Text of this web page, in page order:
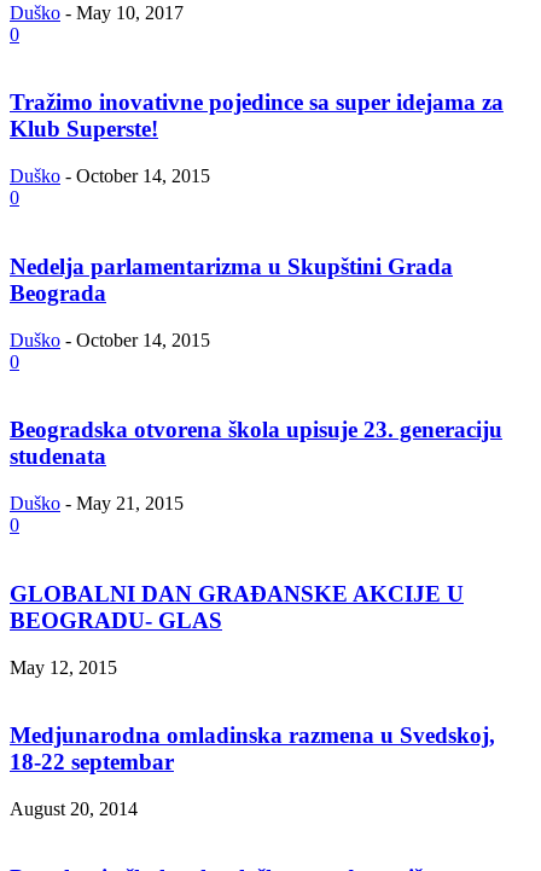
Duško - May 10, 2017
0
Tražimo inovativne pojedince sa super idejama za
Klub Superste!
Duško - October 14, 2015
0
Nedelja parlamentarizma u Skupštini Grada
Beograda
Duško - October 14, 2015
0
Beogradska otvorena škola upisuje 23. generaciju
studenata
Duško - May 21, 2015
0
GLOBALNI DAN GRAĐANSKE AKCIJE U
BEOGRADU- GLAS
May 12, 2015
Medjunarodna omladinska razmena u Svedskoj,
18-22 septembar
August 20, 2014